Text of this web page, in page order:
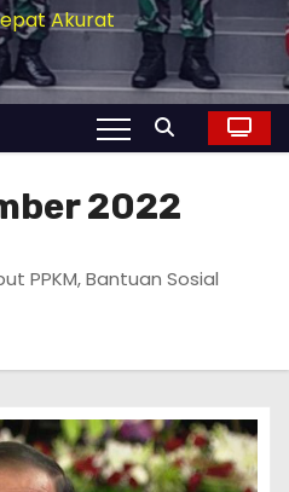
Akurat
2022
PPKM, Bantuan Sosial